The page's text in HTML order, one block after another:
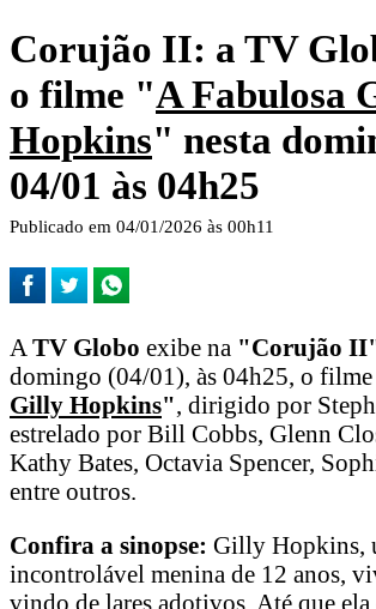
Corujão II: a TV
o filme "A Fabulosa
Hopkins" nesta
04/01 às 04h25
Publicado em 04/01/2026 às 00h11
A TV Globo exibe na "Corujão
domingo (04/01), às 04h25, o filme
Gilly Hopkins", dirigido por
estrelado por Bill Cobbs, Glenn
Kathy Bates, Octavia Spencer,
entre outros.
Confira a sinopse: Gilly Hopkins,
incontrolável menina de 12 anos,
vindo de lares adotivos. Até que ela